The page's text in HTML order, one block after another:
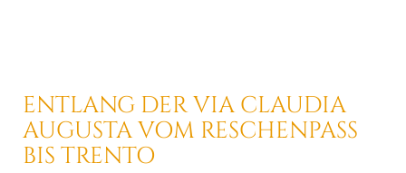
ENTLANG DERVIA CLAUDIA
AUGUSTAVOM RESCHENPASS
BIS TRENTO